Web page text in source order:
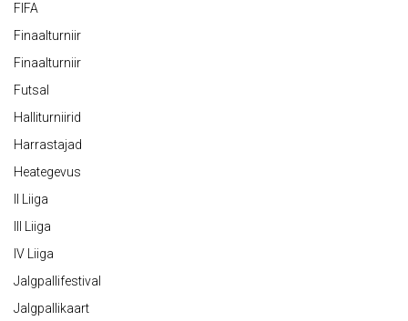
FIFA
Finaalturniir
Finaalturniir
Futsal
Halliturniirid
Harrastajad
Heategevus
II Liiga
III Liiga
IV Liiga
Jalgpallifestival
Jalgpallikaart